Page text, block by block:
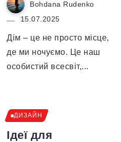
Bohdana Rudenko
15.07.2025
Дім – це не просто місце,
де ми ночуємо. Це наш
особистий всесвіт,...
ДИЗАЙН
Ідеї для